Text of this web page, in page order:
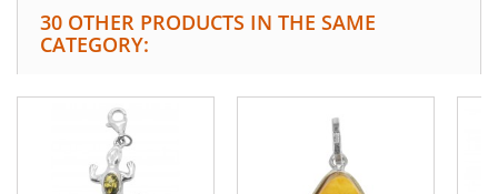
30 OTHER PRODUCTS IN THE SAME
CATEGORY: